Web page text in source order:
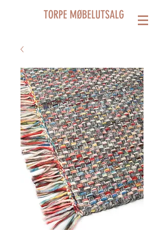
TORPE MØBELUTSALG